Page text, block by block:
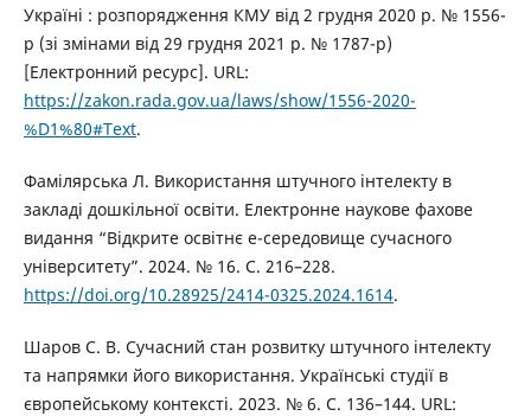
Україні : розпорядження КМУ від 2 грудня 2020 р. № 1556-
р (зі змінами від 29 грудня 2021 р. № 1787-р)
[Електронний ресурс]. URL:
https://zakon.rada.gov.ua/laws/show/1556-2020-
%D1%80#Text.
Фамілярська Л. Використання штучного інтелекту в
закладі дошкільної освіти. Електронне наукове фахове
видання “Відкрите освітнє е-середовище сучасного
університету”. 2024. № 16. С. 216–228.
https://doi.org/10.28925/2414-0325.2024.1614.
Шаров С. В. Сучасний стан розвитку штучного інтелекту
та напрямки його використання. Українські студії в
європейському контексті. 2023. № 6. С. 136–144. URL: